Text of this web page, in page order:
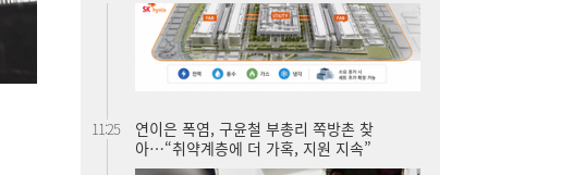
연이은 폭염, 구윤철 부총리 쪽방촌 찾
아…“취약계층에 더 가혹, 지원 지속”